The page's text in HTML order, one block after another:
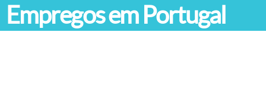
Empregos em Portugal